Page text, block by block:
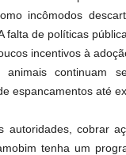
incômodos
falta de políticas
incentivos à
animais continuam
espancamentos até
autoridades, cobrar
tenha um